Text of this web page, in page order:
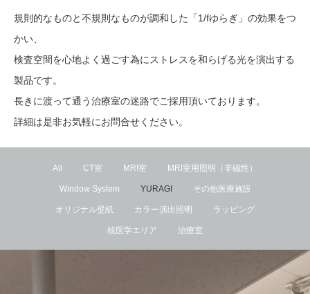
規則的なものと不規則なものが調和した「1/fゆらぎ」の効果をつ
かい、
検査空間を心地よく過ごす為にストレスを和らげる光を演出する
製品です。
長きに渡って通う治療室の迷路でご採用頂いております。
詳細は是非お気軽にお問合せください。
All CT室 MRI室 MRI室用照明（非磁性）
Window System YURAGI その他医療施設
オリジナル壁紙 カラー演出照明 ラッピング
核医学エリア 治療室